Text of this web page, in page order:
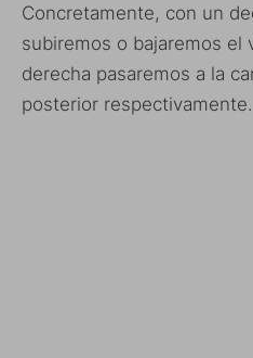
Concretamente, con un
subiremos o bajaremos el
derecha pasaremos a la
posterior respectivamente.